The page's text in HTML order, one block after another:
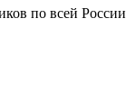
по всей России